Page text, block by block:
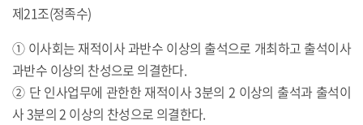
제21조(정족수)
① 이사회는 재적이사 과반수 이상의 출석으로 개최하고 출석이사
과반수 이상의 찬성으로 의결한다.
② 단 인사업무에 관한한 재적이사 3분의 2 이상의 출석과 출석이
사 3분의 2 이상의 찬성으로 의결한다.